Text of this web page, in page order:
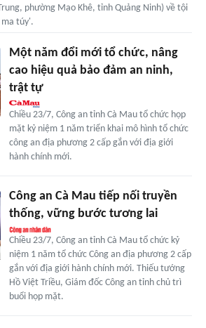
phường Mạo Khê, tỉnh Quảng Ninh) về tội
túy'.
Một năm đổi mới tổ chức, nâng
cao hiệu quả bảo đảm an ninh,
trật tự
Chiều 23/7, Công an tỉnh Cà Mau tổ chức họp
mặt kỷ niệm 1 năm triển khai mô hình tổ chức
công an địa phương 2 cấp gắn với địa giới
hành chính mới.
Công an Cà Mau tiếp nối truyền
thống, vững bước tương lai
Chiều 23/7, Công an tỉnh Cà Mau tổ chức kỷ
niệm 1 năm tổ chức Công an địa phương 2 cấp
gắn với địa giới hành chính mới. Thiếu tướng
Hồ Việt Triều, Giám đốc Công an tỉnh chủ trì
buổi họp mặt.